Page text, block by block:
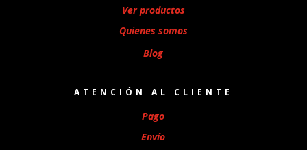
Ver productos
Quienes somos
Blog
ATENCIÓN AL CLIENTE
Pago
Envío